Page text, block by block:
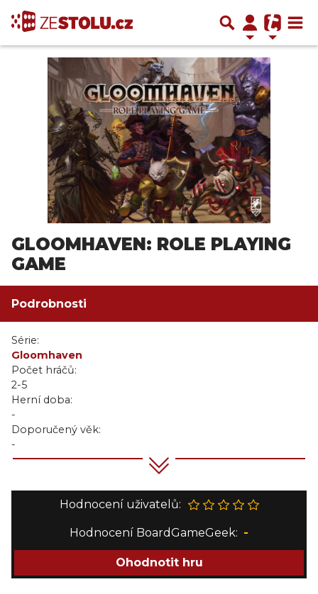
GLOOMHAVEN: ROLE PLAYING
GAME
Podrobnosti
Série:
Gloomhaven
Počet hráčů:
2-5
Herní doba:
-
Doporučený věk:
-
Hodnocení uživatelů:
Hodnocení BoardGameGeek: -
Ohodnotit hru